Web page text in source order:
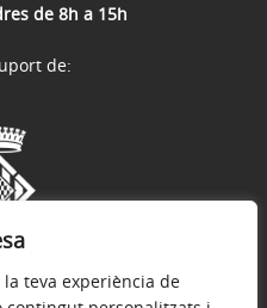
teva experiència de
de 8h a 15h
de: